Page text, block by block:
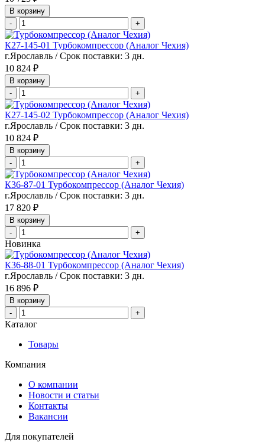
В корзину
-
+
К27-145-01 Турбокомпрессор (Аналог Чехия)
г.Ярославль / Срок поставки: 3 дн.
10 824 ₽
В корзину
-
+
К27-145-02 Турбокомпрессор (Аналог Чехия)
г.Ярославль / Срок поставки: 3 дн.
10 824 ₽
В корзину
-
+
К36-87-01 Турбокомпрессор (Аналог Чехия)
г.Ярославль / Срок поставки: 3 дн.
17 820 ₽
В корзину
-
+
Новинка
К36-88-01 Турбокомпрессор (Аналог Чехия)
г.Ярославль / Срок поставки: 3 дн.
16 896 ₽
В корзину
-
+
Каталог
Товары
Компания
О компании
Новости и статьи
Контакты
Вакансии
Для покупателей